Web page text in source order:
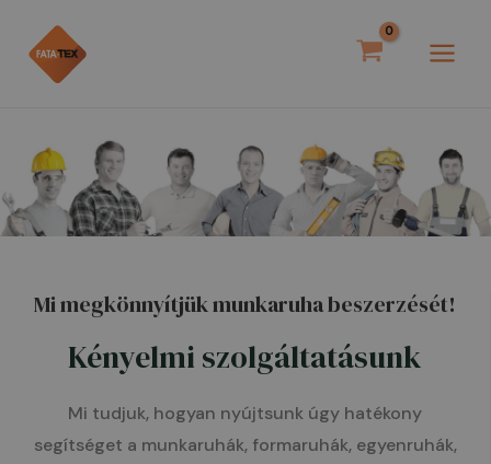
content
Mi megkönnyítjük munkaruha beszerzését!
Kényelmi szolgáltatásunk
Mi tudjuk, hogyan nyújtsunk úgy hatékony
segítséget a munkaruhák, formaruhák, egyenruhák,